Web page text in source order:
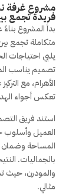
مشروع غرفة
فريدة تجمع
بدأ المشروع
متكاملة تجمع
يلبي احتياجات
تصميم يناسب
الأهرام، مع
تعكس أجواء
استند فريق
العميل وأسلوب
المساحة وضمان
بالجماليات.
والمودرن، حيث
مثالي.